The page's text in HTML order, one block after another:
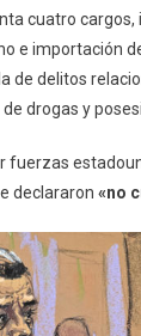
cuatro
e importación
de delitos
drogas y
fuerzas
declararon «no